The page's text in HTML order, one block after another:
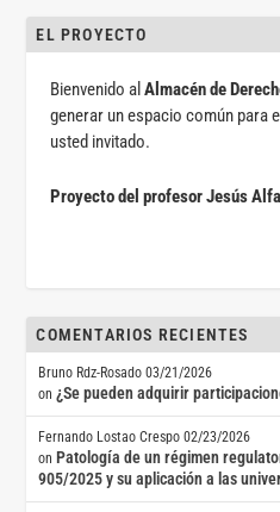
EL PROYECTO
Bienvenido alAlmacén de
generar un espacio común para
usted invitado.
Proyecto del profesor Jesús
COMENTARIOS RECIENTES
Bruno Rdz-Rosado 03/21/2026
on¿Se pueden adquirir
Fernando Lostao Crespo 02/23/2026
on Patología de un régimen
905/2025 y su aplicación a las